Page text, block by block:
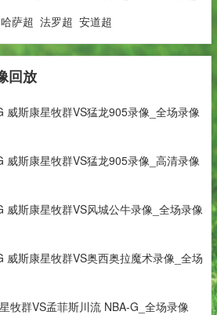
哈萨超 法罗超 安道超
回放
威斯康星牧群VS猛龙905录像_全场录像
威斯康星牧群VS猛龙905录像_高清录像
威斯康星牧群VS风城公牛录像_全场录像
威斯康星牧群VS奥西奥拉魔术录像_全场
牧群VS孟菲斯川流 NBA-G_全场录像